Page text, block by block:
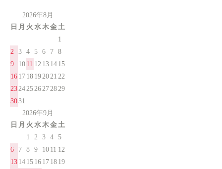
2026年8月
日 月 火 水木金土
1
2 3 4 5 6 7 8
9
10 11 12 13 14 15
16 17 18 192021 22
23242526272829
3031
2026年9月
日 月 火 水木金土
1
2 3 4
5
6
7 8 9 10 11 12
13 14 15 16 17 18 19